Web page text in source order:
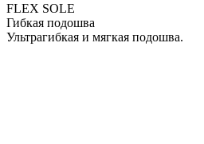
FLEX SOLE
Гибкая подошва
Ультрагибкая и мягкая подошва.